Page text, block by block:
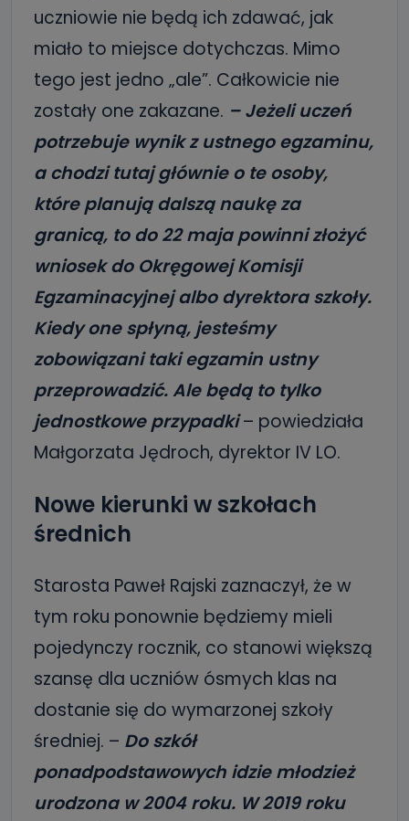
uczniowie nie będą ich zdawać, jak
miało to miejsce dotychczas. Mimo
tego jest jedno „ale”. Całkowicie nie
zostały one zakazane. – Jeżeli uczeń
potrzebuje wynik z ustnego egzaminu,
a chodzi tutaj głównie o te osoby,
które planują dalszą naukę za
granicą, to do 22 maja powinni złożyć
wniosek do Okręgowej Komisji
Egzaminacyjnej albo dyrektora szkoły.
Kiedy one spłyną, jesteśmy
zobowiązani taki egzamin ustny
przeprowadzić. Ale będą to tylko
jednostkowe przypadki– powiedziała
Małgorzata Jędroch, dyrektor IV LO.
Nowe kierunki w szkołach
średnich
Starosta Paweł Rajski zaznaczył, że w
tym roku ponownie będziemy mieli
pojedynczy rocznik, co stanowi większą
szansę dla uczniów ósmych klas na
dostanie się do wymarzonej szkoły
średniej. – Do szkół
ponadpodstawowych idzie młodzież
urodzona w 2004 roku. W 2019 roku